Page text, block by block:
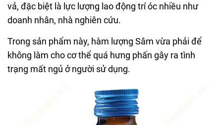
vả, đặc biệt là lực lượng lao động trí óc nhiều như
doanh nhân, nhà nghiên cứu.
Trong sản phẩm này, hàm lượng Sâm vừa phải để
không làm cho cơ thể quá hưng phấn gây ra tình
trạng mất ngủ ở người sử dụng.